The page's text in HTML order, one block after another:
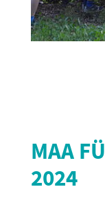
MAA
2024